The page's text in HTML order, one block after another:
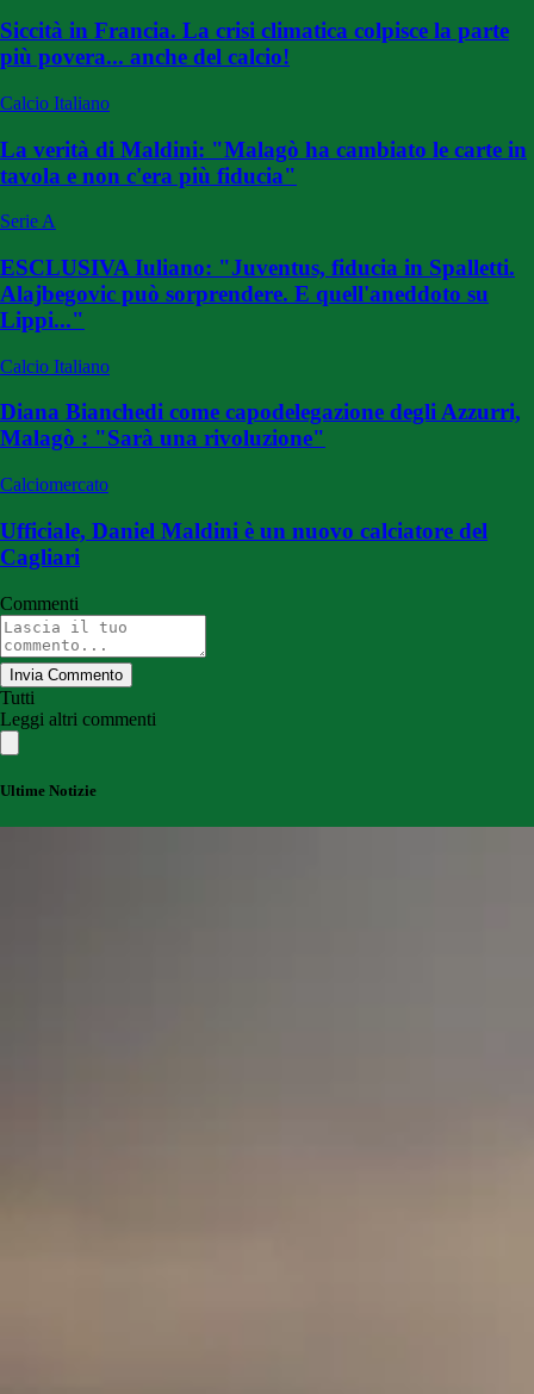
Siccità in Francia. La crisi climatica colpisce la parte
più povera... anche del calcio!
Calcio Italiano
La verità di Maldini: "Malagò ha cambiato le carte in
tavola e non c'era più fiducia"
Serie A
ESCLUSIVA Iuliano: "Juventus, fiducia in Spalletti.
Alajbegovic può sorprendere. E quell'aneddoto su
Lippi..."
Calcio Italiano
Diana Bianchedi come capodelegazione degli Azzurri,
Malagò : "Sarà una rivoluzione"
Calciomercato
Ufficiale, Daniel Maldini è un nuovo calciatore del
Cagliari
Commenti
Invia Commento
Tutti
Leggi altri commenti
Ultime Notizie